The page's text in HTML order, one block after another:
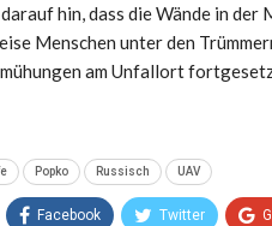
hin, dass die Wände in
Menschen unter den
am Unfallort
Popko Russisch UAV
Facebook Twitter